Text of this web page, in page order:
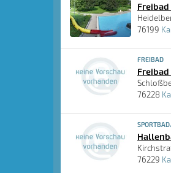
76199
FREIBAD
76228
76229